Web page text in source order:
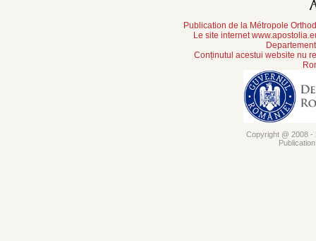
Publication de la Métropole
Le site internet
Conținutul acestui website nu
Copyright @ 2008 -